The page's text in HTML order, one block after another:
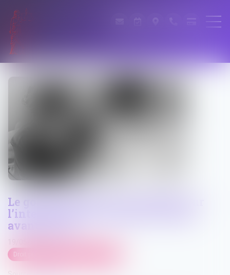
Le gouvernement veut accélérer sur
l’interdiction des réseaux sociaux
avant 15 ans
Droit pénal